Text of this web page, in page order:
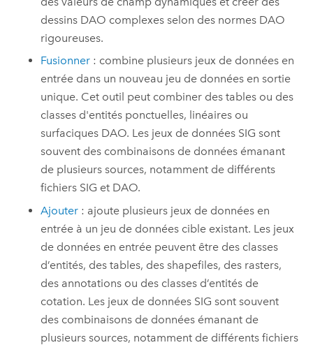
dessins DAO complexes selon des normes DAO
rigoureuses.
Fusionner : combine plusieurs jeux de données en
entrée dans un nouveau jeu de données en sortie
unique. Cet outil peut combiner des tables ou des
classes d'entités ponctuelles, linéaires ou
surfaciques DAO. Les jeux de données SIG sont
souvent des combinaisons de données émanant
de plusieurs sources, notamment de différents
fichiers SIG et DAO.
Ajouter : ajoute plusieurs jeux de données en
entrée à un jeu de données cible existant. Les jeux
de données en entrée peuvent être des classes
d’entités, des tables, des shapefiles, des rasters,
des annotations ou des classes d’entités de
cotation. Les jeux de données SIG sont souvent
des combinaisons de données émanant de
plusieurs sources, notamment de différents fichiers